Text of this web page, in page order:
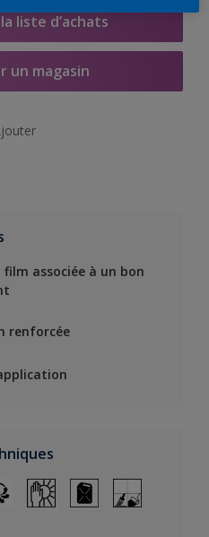
liste d’achats
un magasin
associée à un bon
renforcée